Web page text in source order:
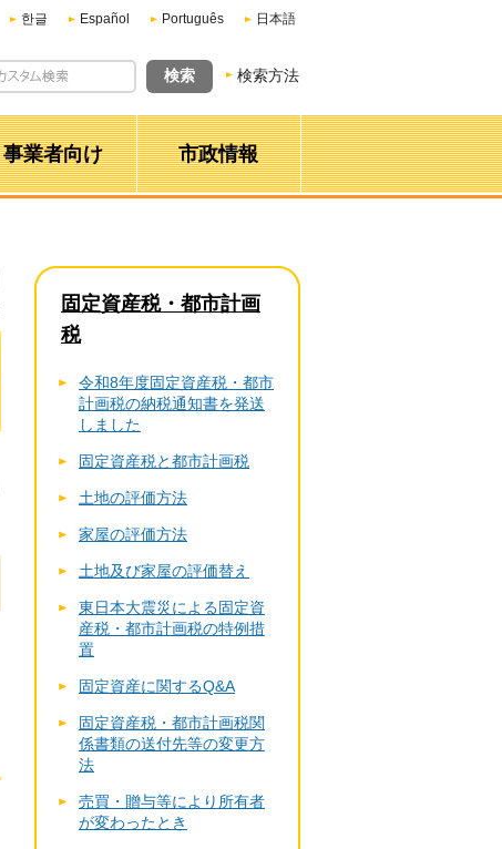
한글 Español Português
日本語
検索方法
事業者向け 市政情報
固定資産税・都市計画
税
令和8年度固定資産税・都市
計画税の納税通知書を発送
しました
固定資産税と都市計画税
土地の評価方法
家屋の評価方法
土地及び家屋の評価替え
東日本大震災による固定資
産税・都市計画税の特例措
置
固定資産に関するQ&A
固定資産税・都市計画税関
係書類の送付先等の変更方
法
売買・贈与等により所有者
が変わったとき